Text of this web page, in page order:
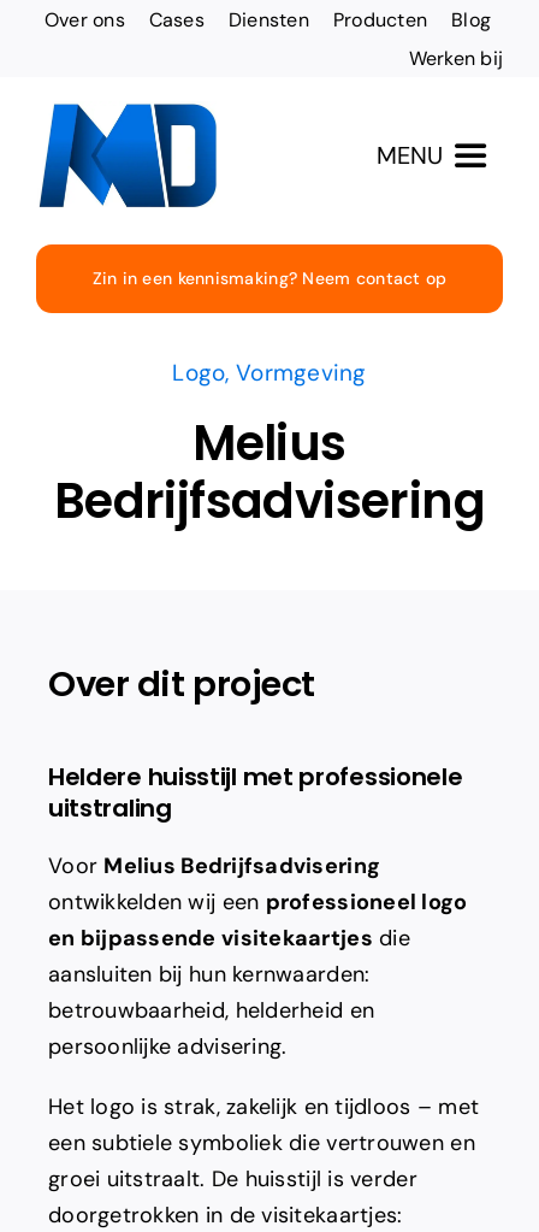
Over ons Cases Diensten Producten
Blog
Werken bij
MENU
Totaaloplossingen
Social Media
Zin in een kennismaking? Neem contact op
Logo, Vormgeving
Melius
Bedrijfsadvisering
Over dit project
Heldere huisstijl met professionele
uitstraling
Voor Melius Bedrijfsadvisering
ontwikkelden wij een professioneel logo
en bijpassende visitekaartjes die
aansluiten bij hun kernwaarden:
betrouwbaarheid, helderheid en
persoonlijke advisering.
Het logo is strak, zakelijk en tijdloos – met
een subtiele symboliek die vertrouwen en
groei uitstraalt. De huisstijl is verder
doorgetrokken in de visitekaartjes: